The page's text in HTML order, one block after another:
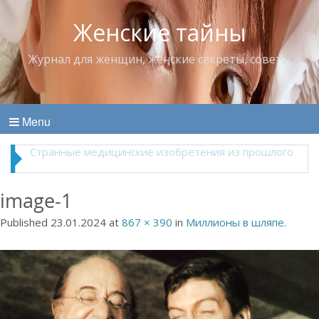
Женские тайны
Журнал для женщин, женские секреты, советы
Menu
Что пить в жару
image-1
Published 23.01.2024 at 867 × 390 in Миллионы в шляпе.